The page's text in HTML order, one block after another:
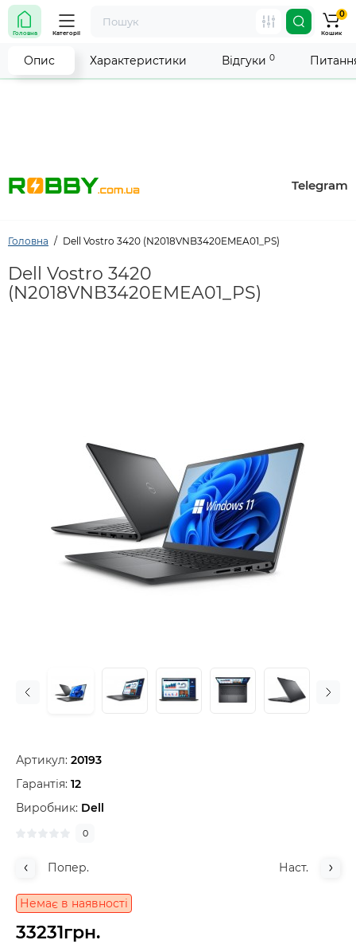
Увага! Роботу магазину тимчасово припинено. Ми
робимо все можливе, щоб відновити прийом
замовлень якнайшвидше.
Telegram
Головна Категорії
0
Кошик
Головна Dell Vostro 3420 (N2018VNB3420EMEA01_PS)
Dell Vostro 3420
(N2018VNB3420EMEA01_PS)
Артикул: 20193
Гарантія: 12
Виробник: Dell
0
Попер. Наст.
Немає в наявності
33231грн.
Опис Характеристики Відгуки 0